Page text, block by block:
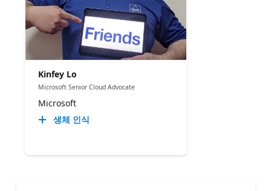
Kinfey Lo
Microsoft Senior Cloud Advocate
Microsoft
생체 인식